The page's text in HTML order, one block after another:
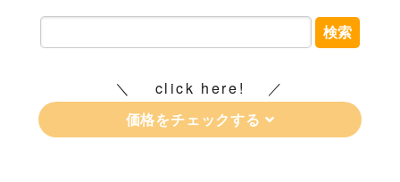
検索
click here!
価格をチェックする